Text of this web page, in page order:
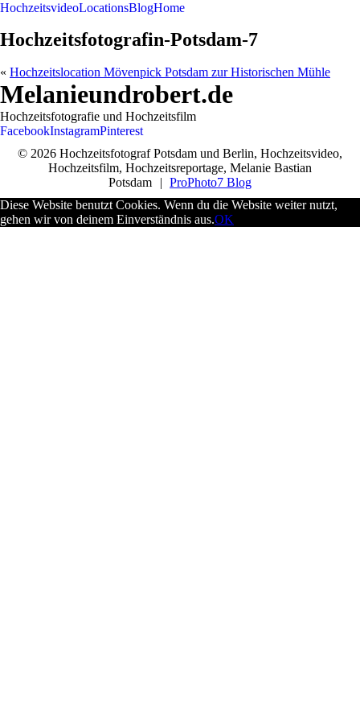
HochzeitsvideoLocationsBlogHome
Hochzeitsfotografin-Potsdam-7
« Hochzeitslocation Mövenpick Potsdam zur Historischen Mühle
Melanieundrobert.de
Hochzeitsfotografie und Hochzeitsfilm
FacebookInstagramPinterest
© 2026 Hochzeitsfotograf Potsdam und Berlin, Hochzeitsvideo,
Hochzeitsfilm, Hochzeitsreportage, Melanie Bastian
Potsdam
| ProPhoto7 Blog
Diese Website benutzt Cookies. Wenn du die Website weiter nutzt,
gehen wir von deinem Einverständnis aus.OK